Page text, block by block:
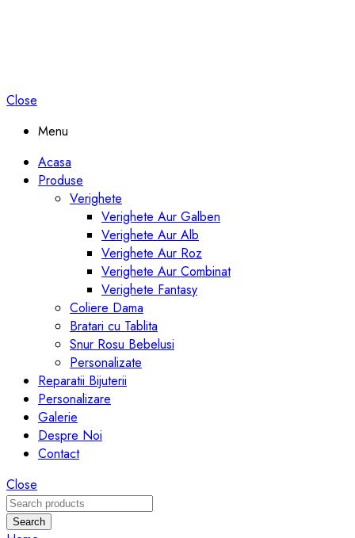
Close
Menu
Acasa
Produse
Verighete
Verighete Aur Galben
Verighete Aur Alb
Verighete Aur Roz
Verighete Aur Combinat
Verighete Fantasy
Coliere Dama
Bratari cu Tablita
Snur Rosu Bebelusi
Personalizate
Reparatii Bijuterii
Personalizare
Galerie
Despre Noi
Contact
Close
Search